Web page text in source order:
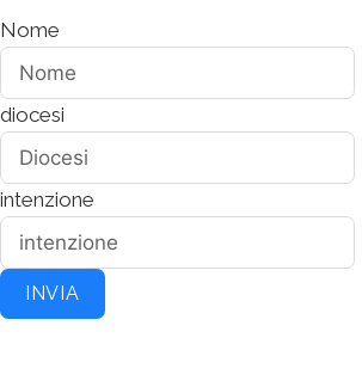
Nome
diocesi
intenzione
INVIA